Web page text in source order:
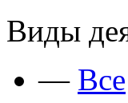
Виды
— Все